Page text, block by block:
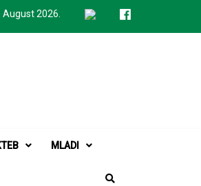
2026.
MLADI